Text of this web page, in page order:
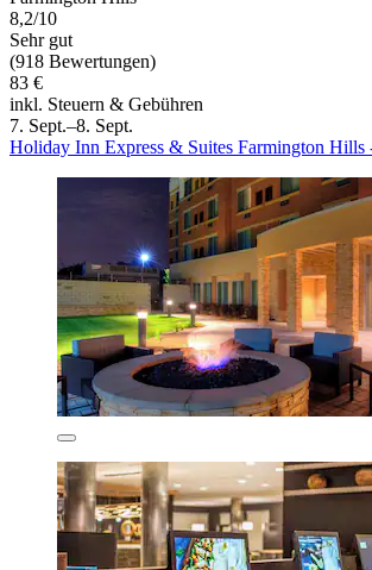
8,2/10
Sehr gut
(918 Bewertungen)
83 €
inkl. Steuern & Gebühren
7. Sept.–8. Sept.
Holiday Inn Express & Suites Farmington